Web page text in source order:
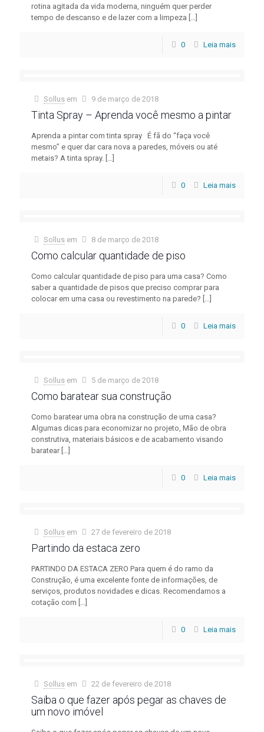
rotina agitada da vida moderna, ninguém quer perder
tempo de descanso e de lazer com a limpeza […]
0 Leia mais
Sollus em 9 de março de 2018
Tinta Spray – Aprenda você mesmo a pintar
Aprenda a pintar com tinta spray É fã do “faça você
mesmo” e quer dar cara nova a paredes, móveis ou até
metais? A tinta spray. […]
0 Leia mais
Sollus em 8 de março de 2018
Como calcular quantidade de piso
Como calcular quantidade de piso para uma casa? Como
saber a quantidade de pisos que preciso comprar para
colocar em uma casa ou revestimento na parede? […]
0 Leia mais
Sollus em 5 de março de 2018
Como baratear sua construção
Como baratear uma obra na construção de uma casa?
Algumas dicas para economizar no projeto, Mão de obra
construtiva, materiais básicos e de acabamento visando
baratear[…]
0 Leia mais
Sollus em 27 de fevereiro de 2018
Partindo da estaca zero
PARTINDO DA ESTACA ZERO Para quem é do ramo da
Construção, é uma excelente fonte de informações, de
serviços, produtos novidades e dicas. Recomendamos a
cotação com […]
0 Leia mais
Sollus em 22 de fevereiro de 2018
Saiba o que fazer após pegar as chaves de
um novo imóvel